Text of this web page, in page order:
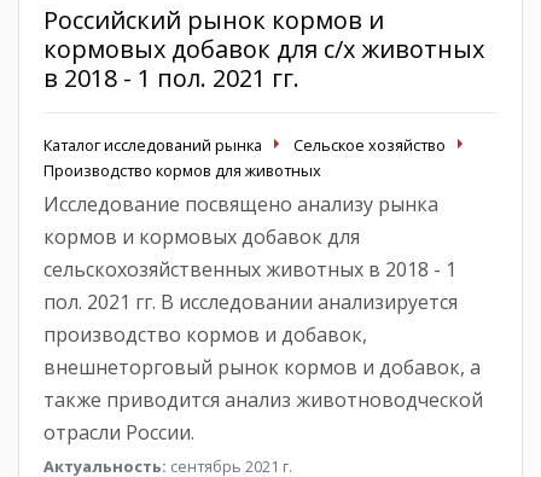
Российский рынок кормов и
кормовых добавок для с/х животных
в 2018 - 1 пол. 2021 гг.
Каталог исследований рынка
Сельское хозяйство
Производство кормов для животных
Исследование посвящено анализу рынка
кормов и кормовых добавок для
сельскохозяйственных животных в 2018 - 1
пол. 2021 гг. В исследовании анализируется
производство кормов и добавок,
внешнеторговый рынок кормов и добавок, а
также приводится анализ животноводческой
отрасли России.
Актуальность: сентябрь 2021 г.